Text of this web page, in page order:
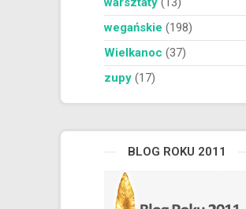
wegańskie (198)
Wielkanoc (37)
zupy (17)
BLOG ROKU 2011